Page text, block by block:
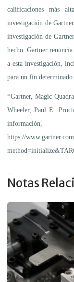
calificaciones más
investigación de
investigación de
hecho. Gartner
a esta investigación,
para un fin determinado.
*Gartner, Magic
Wheeler, Paul E.
https://
Notas